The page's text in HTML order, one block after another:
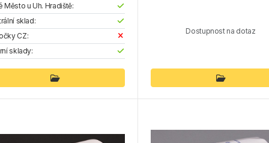
Město u Uh. Hradiště:
sklad:
CZ:
sklady:
Dostupnost na dotaz